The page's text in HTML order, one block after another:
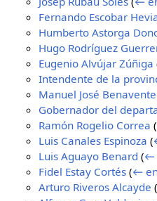
Fernando Escobar
Humberto Astorga
Hugo Rodríguez
Eugenio Alvújar Zúñiga
Intendente de la
Manuel José
Gobernador del
Ramón Rogelio Correa (
Luis Canales Espinoza (
Luis Aguayo Benard (←
Fidel Estay Cortés (←
Arturo Riveros Alcayde (